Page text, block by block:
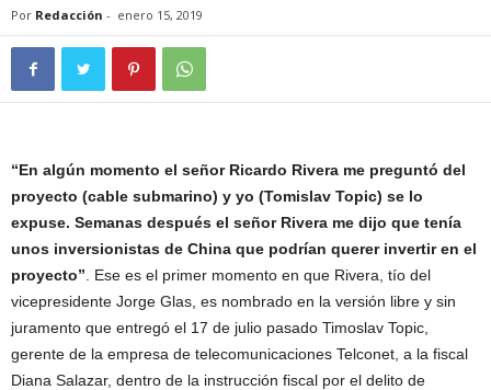
Por Redacción - enero 15, 2019
“En algún momento el señor Ricardo Rivera me preguntó del
proyecto (cable submarino) y yo (Tomislav Topic) se lo
expuse. Semanas después el señor Rivera me dijo que tenía
unos inversionistas de China que podrían querer invertir en el
proyecto” . Ese es el primer momento en que Rivera, tío del
vicepresidente Jorge Glas, es nombrado en la versión libre y sin
juramento que entregó el 17 de julio pasado Timoslav Topic,
gerente de la empresa de telecomunicaciones Telconet, a la fiscal
Diana Salazar, dentro de la instrucción fiscal por el delito de